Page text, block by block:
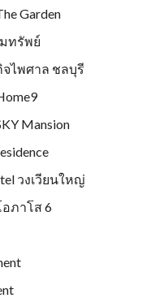
Garden
ทรัพย์
ไพศาล ชลบุรี
Mansion
วงเวียนใหญ่
ภาโส 6